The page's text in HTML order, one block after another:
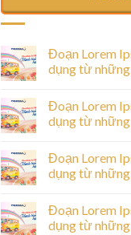
Đoạn Lorem
dụng từ
Đoạn Lorem
dụng từ
Đoạn Lorem
dụng từ
Đoạn Lorem
dụng từ
Welcome to
Edit or delete it, then